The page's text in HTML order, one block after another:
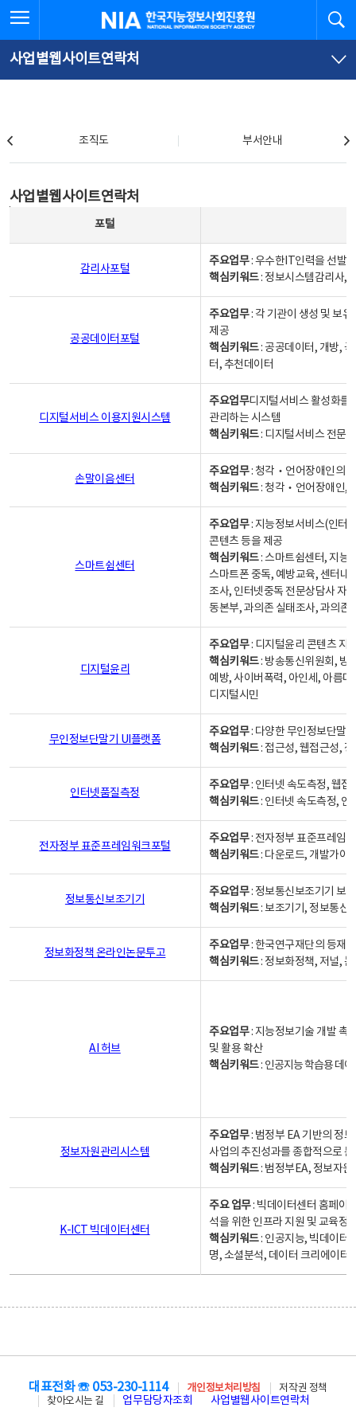
문
로
가
체
뉴
바
가
한국지능정보사회진흥원
사업별웹사이트연락처
조직도 부서안내
사업별웹사이트연락처
포털
감리사포털
주요업무: 우수한IT인력을 선발
핵심키워드: 정보시스템감리사,
공공데이터포털
주요업무: 각 기관이 생성 및 보
제공
핵심키워드: 공공데이터, 개방,
터, 추천데이터
디지털서비스 이용지원시스템
주요업무디지털서비스 활성화를
관리하는 시스템
핵심키워드: 디지털서비스 전문
손말이음센터
주요업무: 청각‧언어장애인의
핵심키워드: 청각‧언어장애인,
스마트쉼센터
주요업무: 지능정보서비스(인터
콘텐츠 등을 제공
핵심키워드: 스마트쉼센터, 지능
스마트폰 중독, 예방교육, 센터내
조사, 인터넷중독 전문상담사 자
동본부, 과의존 실태조사, 과의존
디지털윤리
주요업무: 디지털윤리 콘텐츠 지
핵심키워드: 방송통신위원회, 방
예방, 사이버폭력, 아인세, 아름
디지털시민
무인정보단말기 UI플랫폼
주요업무: 다양한 무인정보단말
핵심키워드: 접근성, 웹접근성,
인터넷품질측정
주요업무: 인터넷 속도측정, 웹접
핵심키워드: 인터넷 속도측정, 인
전자정부 표준프레임워크포털
주요업무: 전자정부 표준프레임
핵심키워드: 다운로드, 개발가이
정보통신보조기기
주요업무: 정보통신보조기기 보
핵심키워드: 보조기기, 정보통신
정보화정책 온라인논문투고
주요업무: 한국연구재단의 등재
핵심키워드: 정보화정책, 저널,
AI 허브
주요업무: 지능정보기술 개발 촉
및 활용 확산
핵심키워드: 인공지능 학습용 데
정보자원관리시스템
주요업무: 범정부 EA 기반의 정
사업의 추진성과를 종합적으로
핵심키워드: 범정부EA, 정보자
K-ICT 빅데이터센터
주요 업무: 빅데이터센터 홈페이
석을 위한 인프라 지원 및 교육정
핵심키워드: 인공지능, 빅데이터,
명, 소셜분석, 데이터 크리에이터
대표전화 ☏ 053-230-1114 개인정보처리방침
저작권 정책
찾아오시는 길
업무담당자조회 사업별웹사이트연락처